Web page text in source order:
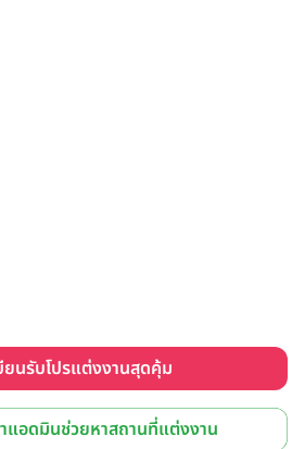
ยนรับโปรแต่งงานสุดคุ้ม
แอดมินช่วยหาสถานที่แต่งงาน